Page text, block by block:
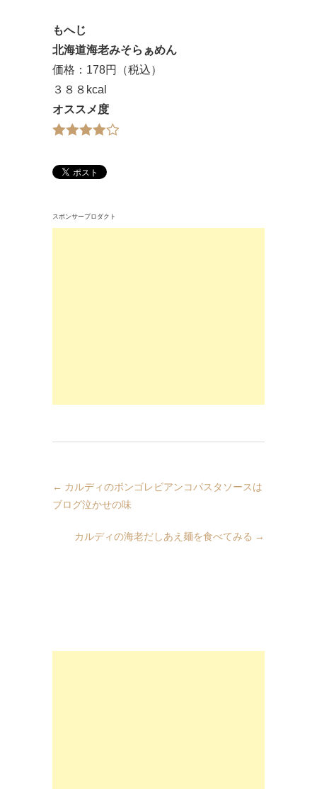
もへじ
北海道海老みそらぁめん
価格：178円（税込）
３８８kcal
オススメ度
スポンサープロダクト
← カルディのボンゴレビアンコパスタソースは
ブログ泣かせの味
カルディの海老だしあえ麺を食べてみる →